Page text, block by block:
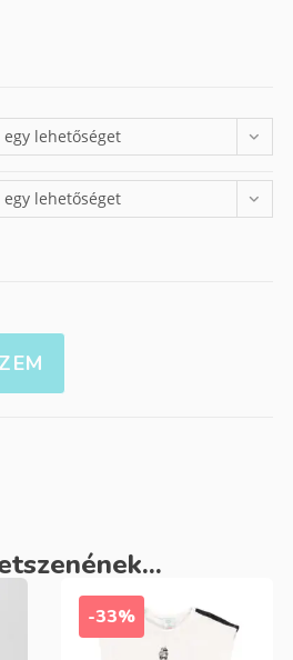
egy lehetőséget
egy lehetőséget
-33%